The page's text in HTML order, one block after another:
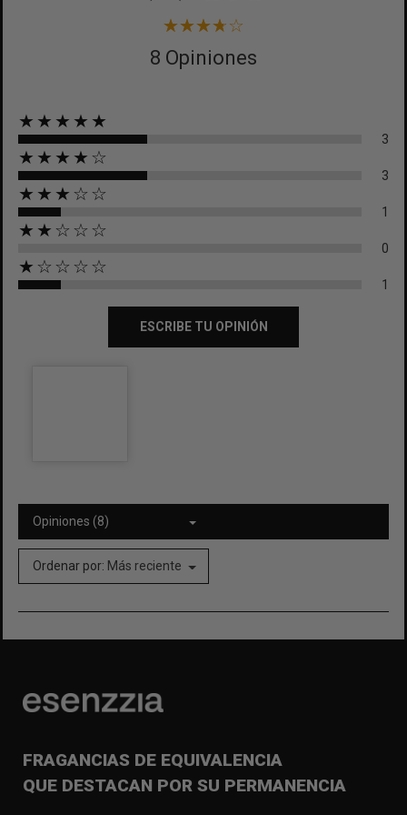
8 Opiniones
★★★★★
3
★★★★☆
3
★★★☆☆
1
★★☆☆☆
0
★☆☆☆☆
1
ESCRIBE TU OPINIÓN
Opiniones (8)
Ordenar por: Más reciente
FRAGANCIAS DE EQUIVALENCIA
QUE DESTACAN POR SU PERMANENCIA